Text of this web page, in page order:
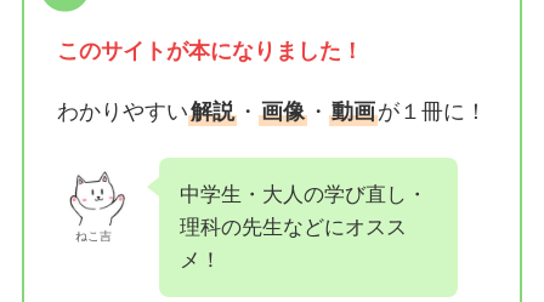
このサイトが本になりました！
わかりやすい解説・ 画像・ 動画が１冊に！
ねこ吉
中学生・大人の学び直し・
理科の先生などにオスス
メ！